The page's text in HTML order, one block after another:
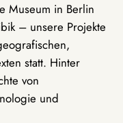
Museum in Berlin
– unsere Projekte
statt. Hinter
von
und